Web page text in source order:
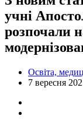
учні
розпочали
Освіта,
7 вересня